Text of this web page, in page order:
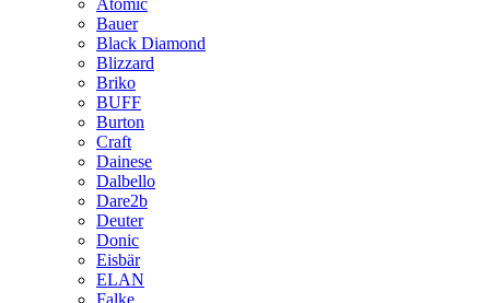
Bauer
Black Diamond
Blizzard
Briko
BUFF
Burton
Craft
Dainese
Dalbello
Dare2b
Deuter
Donic
Eisbär
ELAN
Falke